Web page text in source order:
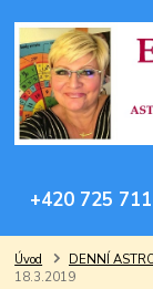
+420 725
Úvod DENNÍ
18.3.2019